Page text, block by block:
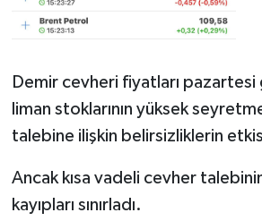
Demir cevheri fiyatları
liman stoklarının yüksek
talebine ilişkin belirsizliklerin
Ancak kısa vadeli cevher
kayıpları sınırladı.